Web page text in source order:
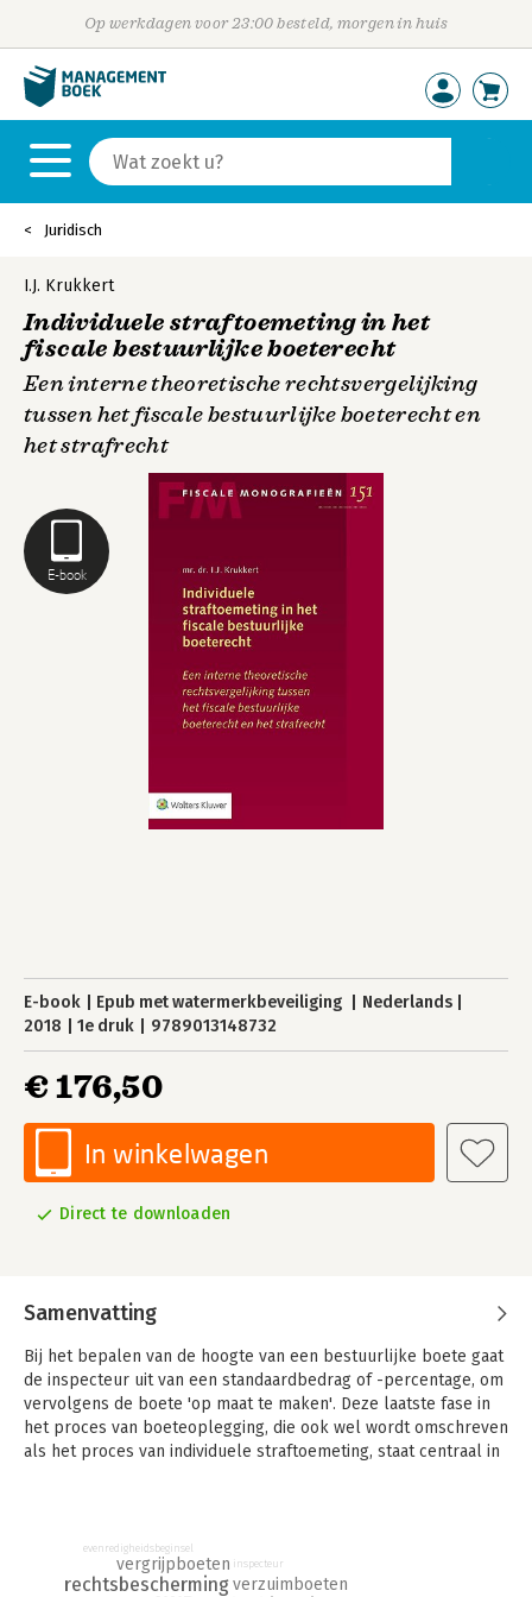
Op werkdagen voor 23:00 besteld, morgen in huis
Juridisch
E-book
I.J. Krukkert
Individuele straftoemeting in het
fiscale bestuurlijke boeterecht
Een interne theoretische rechtsvergelijking
tussen het fiscale bestuurlijke boeterecht en
het strafrecht
E-book Epub met watermerkbeveiliging
Nederlands
2018
1e druk 9789013148732
€ 176,50
In winkelwagen
Direct te downloaden
Samenvatting
Bij het bepalen van de hoogte van een bestuurlijke boete gaat
de inspecteur uit van een standaardbedrag of -percentage, om
vervolgens de boete 'op maat te maken'. Deze laatste fase in
het proces van boeteoplegging, die ook wel wordt omschreven
als het proces van individuele straftoemeting, staat centraal in
staat steeds meer in de belangstelling. Over dit onderwerp
verschijnen regelmatig tijdschriftartikelen, maar diepgaandere
studies ontbraken tot op heden. Dit boek geeft een aanzet
rechtsbescherming
vergrijpboeten
verzuimboeten
inspecteur
evenredigheidsbeginsel